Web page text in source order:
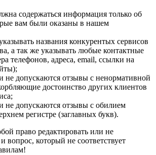
содержаться информация только об
вам были оказаны в нашем
названия конкурентых сервисов
а так же указывать любые контактные
телефонов, адреса, email, ссылки на
не допускаются отзывы с ненормативной
достоинство других клиентов
не допускаются отзывы с обилием
регистре (заглавных букв).
право редактировать или не
вопрос, который не соответствует